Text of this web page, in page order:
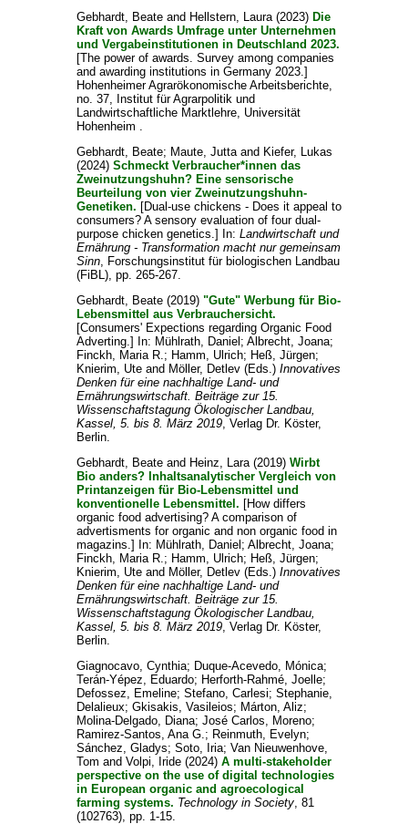
Gebhardt, Beateand Hellstern, Laura(2023) Die
Kraft von Awards Umfrage unter Unternehmen
und Vergabeinstitutionen in Deutschland 2023.
[The power of awards. Survey among companies
and awarding institutions in Germany 2023.]
Hohenheimer Agrarökonomische Arbeitsberichte,
no. 37, Institut für Agrarpolitik und
Landwirtschaftliche Marktlehre, Universität
Hohenheim .
Gebhardt, Beate; Maute, Juttaand Kiefer, Lukas
(2024) Schmeckt Verbraucher*innen das
Zweinutzungshuhn? Eine sensorische
Beurteilung von vier Zweinutzungshuhn-
Genetiken. [Dual-use chickens - Does it appeal to
consumers? A sensory evaluation of four dual-
purpose chicken genetics.] In: Landwirtschaft und
Ernährung - Transformation macht nur gemeinsam
Sinn, Forschungsinstitut für biologischen Landbau
(FiBL), pp. 265-267.
Gebhardt, Beate(2019) "Gute" Werbung für Bio-
Lebensmittel aus Verbrauchersicht.
[Consumers' Expections regarding Organic Food
Adverting.] In: Mühlrath, Daniel ; Albrecht, Joana;
Finckh, Maria R.; Hamm, Ulrich; Heß, Jürgen;
Knierim, Uteand Möller, Detlev(Eds.) Innovatives
Denken für eine nachhaltige Land- und
Ernährungswirtschaft. Beiträge zur 15.
Wissenschaftstagung Ökologischer Landbau,
Kassel, 5. bis 8. März 2019, Verlag Dr. Köster,
Berlin.
Gebhardt, Beateand Heinz, Lara(2019) Wirbt
Bio anders? Inhaltsanalytischer Vergleich von
Printanzeigen für Bio-Lebensmittel und
konventionelle Lebensmittel. [How differs
organic food advertising? A comparison of
advertisments for organic and non organic food in
magazins.] In: Mühlrath, Daniel ; Albrecht, Joana;
Finckh, Maria R.; Hamm, Ulrich; Heß, Jürgen;
Knierim, Uteand Möller, Detlev(Eds.) Innovatives
Denken für eine nachhaltige Land- und
Ernährungswirtschaft. Beiträge zur 15.
Wissenschaftstagung Ökologischer Landbau,
Kassel, 5. bis 8. März 2019, Verlag Dr. Köster,
Berlin.
Giagnocavo, Cynthia; Duque-Acevedo, Mónica;
Terán-Yépez, Eduardo; Herforth-Rahmé, Joelle;
Defossez, Emeline; Stefano, Carlesi; Stephanie,
Delalieux; Gkisakis, Vasileios; Márton, Aliz;
Molina-Delgado, Diana; José Carlos, Moreno;
Ramirez-Santos, Ana G.; Reinmuth, Evelyn;
Sánchez, Gladys; Soto, Iria; Van Nieuwenhove,
Tom and Volpi, Iride(2024) A multi-stakeholder
perspective on the use of digital technologies
in European organic and agroecological
farming systems. Technology in Society, 81
(102763), pp. 1-15.